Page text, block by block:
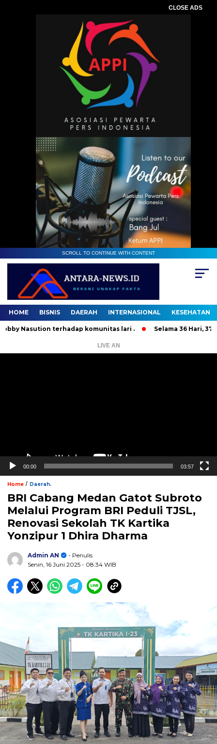
CLOSE ADS
SCROLL TO CONTINUE WITH CONTENT
HOME BISNIS DAERAH INTERNASIONAL KESEHATAN
terhadap komunitas lari . Selama 36 Hari, 37
LIVE AN
00:00 03:57
Home / Daerah.
BRI Cabang Medan Gatot Subroto
Melalui Program BRI Peduli TJSL,
Renovasi Sekolah TK Kartika
Yonzipur 1 Dhira Dharma
Admin AN
- Penulis
Senin, 16 Juni 2025 - 08:34 WIB